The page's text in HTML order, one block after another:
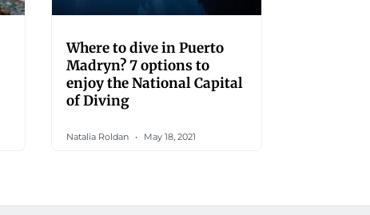
Where to dive in Puerto
Madryn? 7 options to
enjoy the National Capital
of Diving
Natalia Roldan May 18, 2021